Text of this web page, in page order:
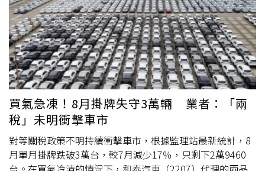
高雄港，再創最壯觀的電車盛況，更成為城市行銷新典範。
此外，去年首次推出即引發熱烈討論的「Gogoro年度回
顧」也將於 12/29 回歸。今年以「能量冒險之書」為主題，
依車主騎乘能量軌跡，包含騎乘總公里數、換電次數和曾到
訪的換電站數等，幻化為每位車主獨一無二的角色個性、裝
備和成就，還可以知道你在全台車主中的排名，帶你再次重
溫Gogoro陪伴車主的精彩旅程。騎Gogoro也像在玩一場
遊戲！無論徽章任務、實體聚會或年度回顧，都為廣大車主
帶來滿滿的生活樂趣。（圖片提供／
市場，積極發展電池梯次應用與儲能解決方案，以及落實在
越南市場的佈局，確保我們始終引領市場，提供讓客戶滿意
的產品與服務。Gogoro此次增資將用於打造全新世代車款
與電池，圖為Gogoro新任執行長姜家煒。（圖／Gogoro提
供）
電動載具及其設施對於電網的龐大潛力。我們要把這份獲獎
的榮耀獻給Gogoro和台電公司，以及國內外所有使這項成
就得以實現的夥伴。」義電智慧能源摘金奪銀，陳威廷董事
長(中)代表受獎。左起環境部葉俊宏政務次長、義電智慧能
源台灣陳威廷董事長、台灣永續能源研究基金會簡又新董事
長。(圖片提供／義電智慧能源)2024年，逾千個Gogoro
Network電池交換站成功加入義電智慧能源虛擬電廠，參與
台電電力交易平台，支持電網穩定。利用即時數據監控、物
聯網及穩定平台，義電智慧能源每秒處理近萬筆數據，確保
上千個電池交換站點在電網有需要時，即時回應需求。分散
全台各地的Gogoro電池交換站在聚合後達到聚沙成塔的效
買氣急凍！8月掛牌失守3萬輛 業者：「兩
稅」未明衝擊車市
對等關稅政策不明持續衝擊車市，根據監理站最新統計，8
月單月掛牌跌破3萬台，較7月減少17％，只剩下2萬9460